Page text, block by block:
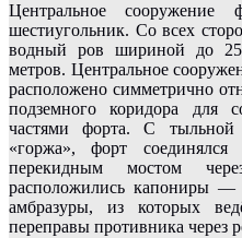
Центральное сооружение
шестиугольник. Со всех
водный ров шириной до
метров. Центральное
расположено симметрично
подземного коридора для
частями форта. С тыльной
«горжа», форт
перекидным мостом
расположились капониры
амбразуры, из которых
переправы противника через